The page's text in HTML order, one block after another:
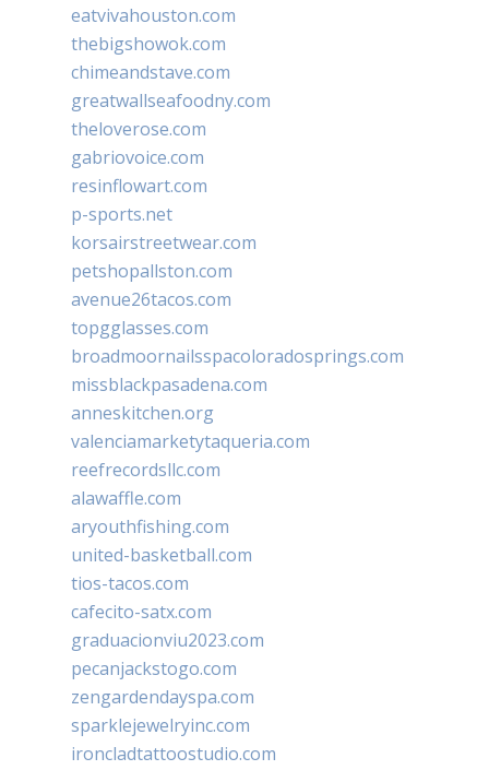
eatvivahouston.com
thebigshowok.com
chimeandstave.com
greatwallseafoodny.com
theloverose.com
gabriovoice.com
resinflowart.com
p-sports.net
korsairstreetwear.com
petshopallston.com
avenue26tacos.com
topgglasses.com
broadmoornailsspacoloradosprings.com
missblackpasadena.com
anneskitchen.org
valenciamarketytaqueria.com
reefrecordsllc.com
alawaffle.com
aryouthfishing.com
united-basketball.com
tios-tacos.com
cafecito-satx.com
graduacionviu2023.com
pecanjackstogo.com
zengardendayspa.com
sparklejewelryinc.com
ironcladtattoostudio.com